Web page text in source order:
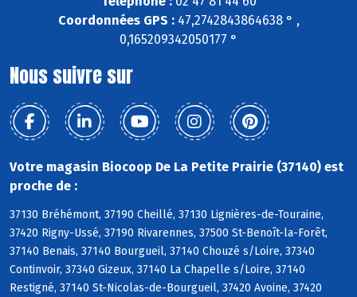
Coordonnées GPS :47,2742843864638 ° ,
0,165209342050177 °
Nous suivre sur
Votre magasin Biocoop De La Petite Prairie (37140) est
proche de :
37130 Bréhémont, 37190 Cheillé, 37130 Lignières-de-Touraine,
37420 Rigny-Ussé, 37190 Rivarennes, 37500 St-Benoît-la-Forêt,
37140 Benais, 37140 Bourgueil, 37140 Chouzé s/Loire, 37340
Continvoir, 37340 Gizeux, 37140 La Chapelle s/Loire, 37140
Restigné, 37140 St-Nicolas-de-Bourgueil, 37420 Avoine, 37420